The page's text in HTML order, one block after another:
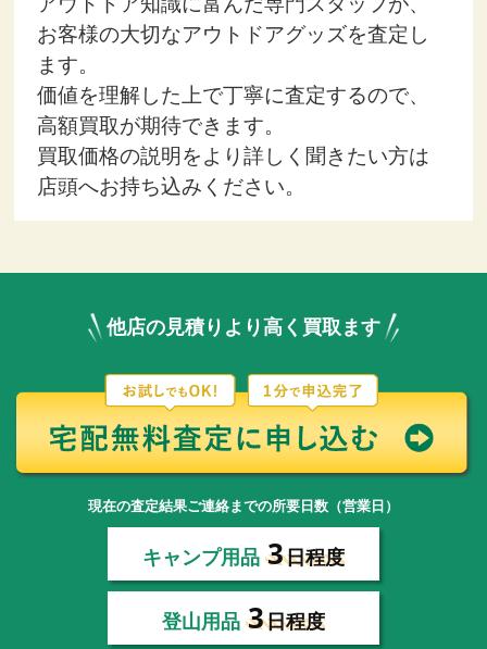
お客様の大切なアウトドアグッズを査定し
ます。
価値を理解した上で丁寧に査定するので、
高額買取が期待できます。
買取価格の説明をより詳しく聞きたい方は
店頭へお持ち込みください。
他店の見積りより高く買取ます
現在の査定結果ご連絡までの所要日数（営業日）
キャンプ用品 3日程度
登山用品 3日程度